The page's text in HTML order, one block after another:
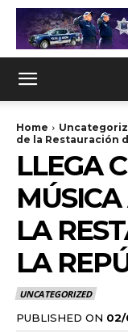
Home
de la Restauración
LLEGA
LA
LA
UNCATEGORIZED
PUBLISHED ON